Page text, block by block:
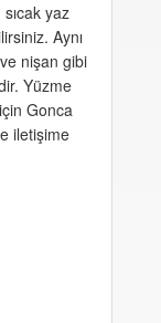
yaz
Aynı
nişan gibi
Yüzme
Gonca
iletişime